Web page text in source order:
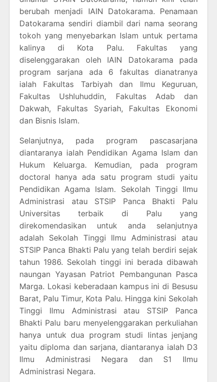
berubah menjadi IAIN Datokarama. Penamaan
Datokarama sendiri diambil dari nama seorang
tokoh yang menyebarkan Islam untuk pertama
kalinya di Kota Palu. Fakultas yang
diselenggarakan oleh IAIN Datokarama pada
program sarjana ada 6 fakultas dianatranya
ialah Fakultas Tarbiyah dan Ilmu Keguruan,
Fakultas Ushluhuddin, Fakultas Adab dan
Dakwah, Fakultas Syariah, Fakultas Ekonomi
dan Bisnis Islam.
Selanjutnya, pada program pascasarjana
diantaranya ialah Pendidikan Agama Islam dan
Hukum Keluarga. Kemudian, pada program
doctoral hanya ada satu program studi yaitu
Pendidikan Agama Islam. Sekolah Tinggi Ilmu
Administrasi atau STSIP Panca Bhakti Palu
Universitas terbaik di Palu yang
direkomendasikan untuk anda selanjutnya
adalah Sekolah Tinggi Ilmu Administrasi atau
STSIP Panca Bhakti Palu yang telah berdiri sejak
tahun 1986. Sekolah tinggi ini berada dibawah
naungan Yayasan Patriot Pembangunan Pasca
Marga. Lokasi keberadaan kampus ini di Besusu
Barat, Palu Timur, Kota Palu. Hingga kini Sekolah
Tinggi Ilmu Administrasi atau STSIP Panca
Bhakti Palu baru menyelenggarakan perkuliahan
hanya untuk dua program studi lintas jenjang
yaitu diploma dan sarjana, diantaranya ialah D3
Ilmu Administrasi Negara dan S1 Ilmu
Administrasi Negara.